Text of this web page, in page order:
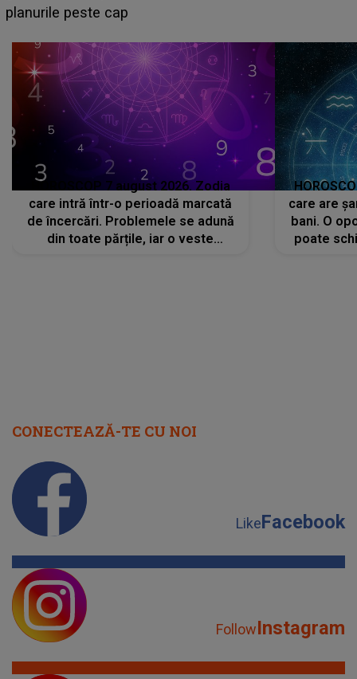
sa: "I-am spus și ei în față, eu nu te iubesc pentru
HOROSCOP 7 august 2026. Zodia
care intră într-o perioadă marcată
de încercări. Problemele se adună
din toate părțile, iar o veste
care are
bani. O
poate
CONECTEAZĂ-TE CU NOI
LikeFacebook
FollowInstagram